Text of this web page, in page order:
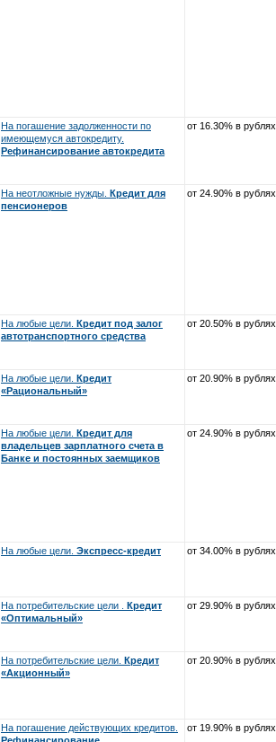
На погашение задолженности по
имеющемуся автокредиту.
Рефинансирование автокредита
от 16.30% в рублях
На неотложные нужды. Кредит для
пенсионеров
от 24.90% в рублях
На любые цели. Кредит под залог
автотранспортного средства
от 20.50% в рублях
На любые цели. Кредит
«Рациональный»
от 20.90% в рублях
На любые цели. Кредит для
владельцев зарплатного счета в
Банке и постоянных заемщиков
от 24.90% в рублях
На любые цели. Экспресс-кредит от 34.00% в рублях
На потребительские цели . Кредит
«Оптимальный»
от 29.90% в рублях
На потребительские цели. Кредит
«Акционный»
от 20.90% в рублях
На погашение действующих кредитов.
от 19.90% в рублях